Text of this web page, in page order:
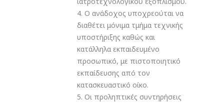
4. Ο ανάδοχος υποχρεούται να
διαθέτει μόνιμα τμήμα τεχνικής
υποστήριξης καθώς και
κατάλληλα εκπαιδευμένο
προσωπικό, με πιστοποιητικό
εκπαίδευσης από τον
κατασκευαστικό οίκο.
5. Οι προληπτικές συντηρήσεις